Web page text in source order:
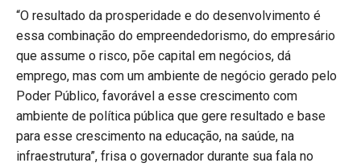
“O resultado da prosperidade e do desenvolvimento é
essa combinação do empreendedorismo, do empresário
que assume o risco, põe capital em negócios, dá
emprego, mas com um ambiente de negócio gerado pelo
Poder Público, favorável a esse crescimento com
ambiente de política pública que gere resultado e base
para esse crescimento na educação, na saúde, na
infraestrutura”, frisa o governador durante sua fala no